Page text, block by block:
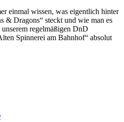
einmal wissen, was eigentlich hinter
& Dragons“ steckt und wie man es
regelmäßigen DnD
Spinnerei am Bahnhof“ absolut